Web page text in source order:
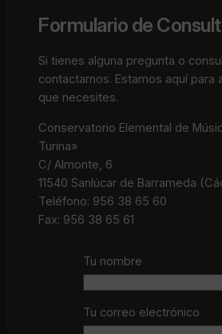
Formulario de
Si tienes alguna pregunta o
contactarnos. Estamos aquí para
que necesites.
Conservatorio Elemental de
Turina»
C/ Almonte, 6
11540 Sanlúcar de Barrameda
Teléfono: 956 38 65 60
Fax: 956 38 65 61
Tu nombre
Tu correo electrónico